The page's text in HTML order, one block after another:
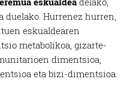
Hurrenez hurren,
eskualdearen
metabolikoa, gizarte-
dimentsioa,
eta bizi-dimentsioa.